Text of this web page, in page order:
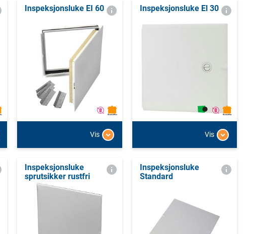
Inspeksjonsluke EI 60
Vis
Inspeksjonsluke El 30
Vis
Inspeksjonsluke
sprutsikker rustfri
Inspeksjonsluke
Standard